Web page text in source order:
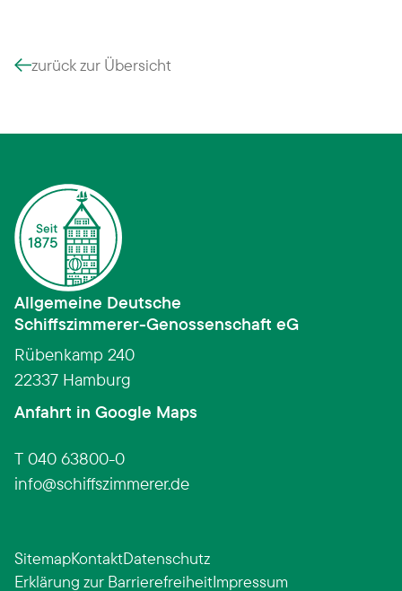
zurück zur Übersicht
Allgemeine Deutsche
Schiffszimmerer­-­Genossenschaft eG
Rübenkamp 240
22337 Hamburg
Anfahrt in Google Maps
T 040 63800-0
info
schiffszimmerer.de
SitemapKontaktDatenschutz
Erklärung zur BarrierefreiheitImpressum